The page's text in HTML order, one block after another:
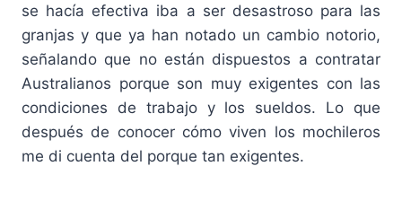
se hacía efectiva iba a ser desastroso para las
granjas y que ya han notado un cambio notorio,
señalando que no están dispuestos a contratar
Australianos porque son muy exigentes con las
condiciones de trabajo y los sueldos. Lo que
después de conocer cómo viven los mochileros
me di cuenta del porque tan exigentes.